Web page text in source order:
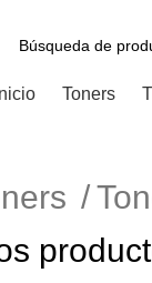
Inicio Toners